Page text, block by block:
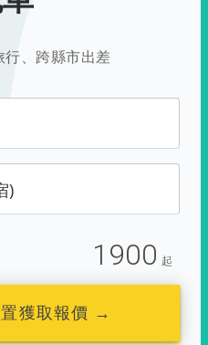
行、跨縣市出差
)
1900 起
獲取報價 →